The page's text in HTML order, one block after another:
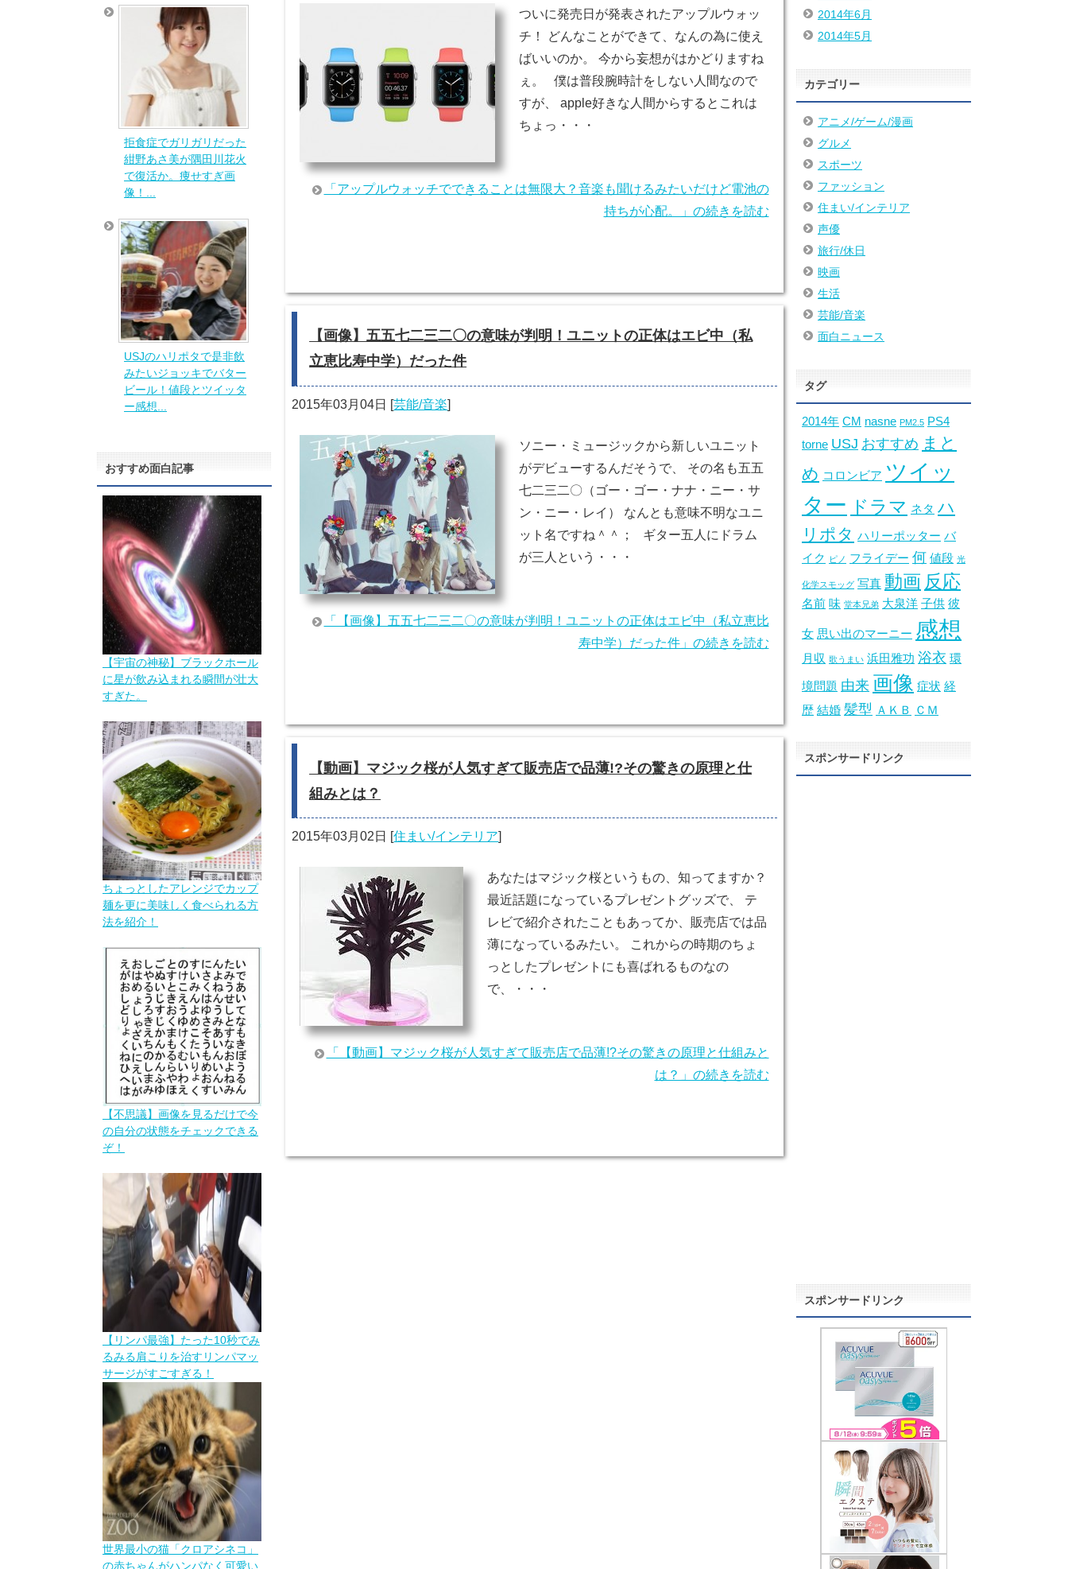
ついに発売日が発表されたアップルウォッ
チ！ どんなことができて、なんの為に使え
ばいいのか。 今から妄想がはかどりますね
ぇ。 僕は普段腕時計をしない人間なので
すが、 apple好きな人間からするとこれは
ちょっ・・・
「アップルウォッチでできることは無限大？音楽も聞けるみたいだけど電池の
持ちが心配。」の続きを読む
【画像】五五七二三二〇の意味が判明！ユニットの正体はエビ中（私
立恵比寿中学）だった件
2015年03月04日 [芸能/音楽]
ソニー・ミュージックから新しいユニット
がデビューするんだそうで、 その名も五五
七二三二〇（ゴー・ゴー・ナナ・ニー・サ
ン・ニー・レイ） なんとも意味不明なユニ
ット名ですね＾＾； ギター五人にドラム
が三人という・・・
「【画像】五五七二三二〇の意味が判明！ユニットの正体はエビ中（私立恵比
寿中学）だった件」の続きを読む
【動画】マジック桜が人気すぎて販売店で品薄!?その驚きの原理と仕
組みとは？
2015年03月02日 [住まい/インテリア]
あなたはマジック桜というもの、知ってますか？
最近話題になっているプレゼントグッズで、 テ
レビで紹介されたこともあってか、販売店では品
薄になっているみたい。 これからの時期のちょ
っとしたプレゼントにも喜ばれるものなの
で、・・・
「【動画】マジック桜が人気すぎて販売店で品薄!?その驚きの原理と仕組みと
は？」の続きを読む
拒食症でガリガリだった
紺野あさ美が隅田川花火
で復活か。痩せすぎ画
像！...
USJのハリポタで是非飲
みたいジョッキでバター
ビール！値段とツイッタ
ー感想...
おすすめ面白記事
【宇宙の神秘】ブラックホール
に星が飲み込まれる瞬間が壮大
すぎた。
ちょっとしたアレンジでカップ
麺を更に美味しく食べられる方
法を紹介！
【不思議】画像を見るだけで今
の自分の状態をチェックできる
ぞ！
【リンパ最強】たった10秒でみ
るみる肩こりを治すリンパマッ
サージがすごすぎる！
世界最小の猫「クロアシネコ」
の赤ちゃんがハンパなく可愛い
2014年6月
2014年5月
カテゴリー
アニメ/ゲーム/漫画
グルメ
スポーツ
ファッション
住まい/インテリア
声優
旅行/休日
映画
生活
芸能/音楽
面白ニュース
タグ
2014年 CM nasne PM2.5 PS4
torne USJ おすすめ まと
め コロンビア ツイッ
ター ドラマ ネタ ハ
リポタ ハリーポッター バ
イク
ピノ フライデー 何 値段 光
化学スモッグ 写真 動画 反応
名前 味 堂本兄弟 大泉洋 子供 彼
女 思い出のマーニー 感想
月収 歌うまい 浜田雅功 浴衣 環
境問題 由来 画像 症状 経
歴 結婚 髪型 ＡＫＢ ＣＭ
スポンサードリンク
スポンサードリンク